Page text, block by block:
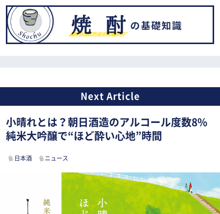
小晴れとは？朝日酒造のアルコール度数8%
純米大吟醸で“ほど酔い心地”時間
日本酒 ニュース